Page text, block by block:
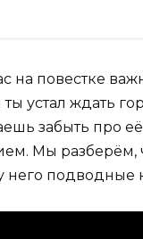
на повестке
устал ждать
забыть про
Мы разберём,
него подводные